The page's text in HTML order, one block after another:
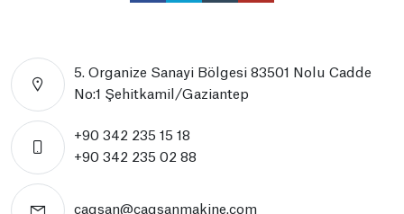
5. Organize Sanayi Bölgesi 83501 Nolu Cadde
No:1 Şehitkamil/Gaziantep
+90 342 235 15 18
+90 342 235 02 88
cagsan@cagsanmakine.com